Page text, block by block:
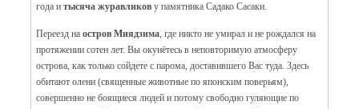
года и тысяча журавликов у памятника Садако Сасаки.
Переезд на остров Миядзима , где никто не умирал и не рождался на
протяжении сотен лет. Вы окунётесь в неповторимую атмосферу
острова, как только сойдете с парома, доставившего Вас туда. Здесь
обитают олени (священные животные по японским поверьям),
совершенно не боящиеся людей и потому свободно гуляющие по